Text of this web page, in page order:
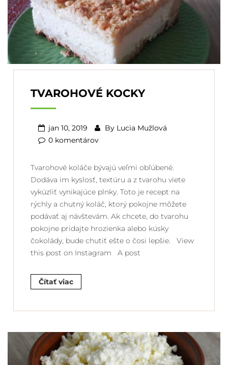
TVAROHOVÉ KOCKY
jan 10, 2019 By Lucia Mužlová
0 komentárov
Tvarohové koláče bývajú veľmi obľúbené.
Dodáva im kyslosť, textúru a z tvarohu viete
vykúzliť vynikajúce plnky. Toto je recept na
rýchly a chutný koláč, ktorý pokojne môžete
podávať aj návštevám. Ak chcete, do tvarohu
pokojne pridajte hrozienka alebo kúsky
čokolády, bude chutiť ešte o čosi lepšie. View
this post on Instagram A post
Čítať viac